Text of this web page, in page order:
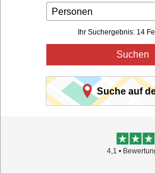
Personen
Ihr Suchergebnis: 14
Suchen
Suche auf
4,1 •